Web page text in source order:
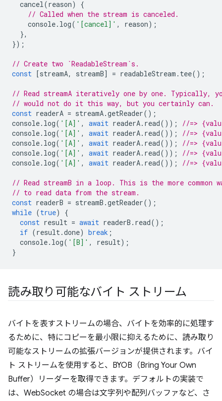
cancel(reason)
{
// Called when the stream is canceled.
console. log( '[cancel]' , reason);
},
});
// Create two `ReadableStream`s.
const
[streamA, streamB] = readableStream . tee();
// Read streamA iteratively one by one. Typically,
// would not do it this way, but you certainly can.
const readerA = streamA.getReader();
console. log( '[A]' , await readerA. read());
//=>
console. log( '[A]' , await readerA. read());
//=>
console. log( '[A]' , await readerA. read());
//=>
console. log( '[A]' , await readerA. read());
//=>
console. log( '[A]' , await readerA. read()); //=>
// Read streamB in a loop. This is the more common
// to read data from the stream.
const readerB = streamB .getReader();
while (true)
{
const result = await readerB . read();
if (result.done) break ;
console. log( '[B]' , result);
}
読み取り可能なバイト ストリーム
バイトを表すストリームの場合、バイトを効率的に処理す
るために、特にコピーを最小限に抑えるために、読み取り
可能なストリームの拡張バージョンが提供されます。バイ
ト ストリームを使用すると、BYOB（Bring Your Own
Buffer）リーダーを取得できます。デフォルトの実装で
は、WebSocket の場合は文字列や配列バッファなど、さ